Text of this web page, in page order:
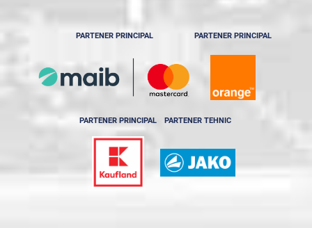
PARTENER PRINCIPAL PARTENER PRINCIPAL
PARTENER PRINCIPAL PARTENER TEHNIC